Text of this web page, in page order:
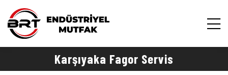
Karşıyaka Fagor Servis